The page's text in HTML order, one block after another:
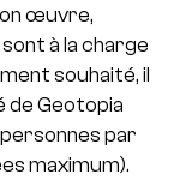
œuvre,
à la charge
souhaité, il
de Geotopia
personnes par
maximum).